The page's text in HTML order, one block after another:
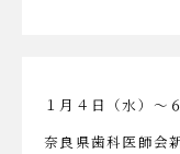
１月４日（水）～
奈良県歯科医師会